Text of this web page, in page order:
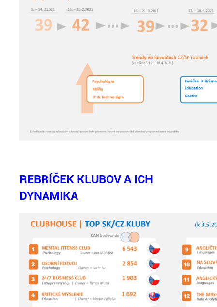
REBRÍČEK KLUBOV A ICH
DYNAMIKA